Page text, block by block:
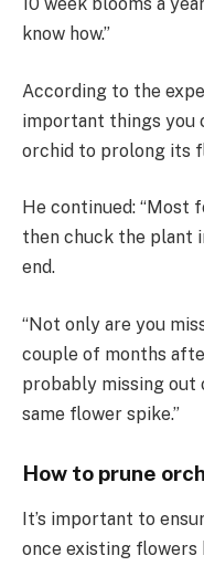
know how.”
According to the
important things you
orchid to prolong its
He continued: “Most
then chuck the plant
end.
“Not only are you
couple of months
probably missing out
same flower spike.”
How to prune
It’s important to
once existing flowers